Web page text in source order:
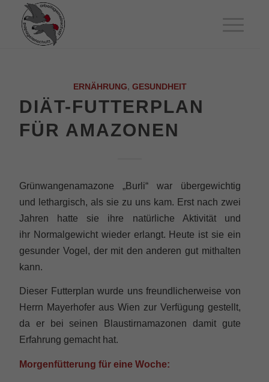
ERNÄHRUNG, GESUNDHEIT
DIÄT-FUTTERPLAN
FÜR AMAZONEN
Grünwangenamazone „Burli“ war übergewichtig
und lethargisch, als sie zu uns kam. Erst nach zwei
Jahren hatte sie ihre natürliche Aktivität und
ihr Normalgewicht wieder erlangt. Heute ist sie ein
gesunder Vogel, der mit den anderen gut mithalten
kann.
Dieser Futterplan wurde uns freundlicherweise von
Herrn Mayerhofer aus Wien zur Verfügung gestellt,
da er bei seinen Blaustirnamazonen damit gute
Erfahrung gemacht hat.
Morgenfütterung für eine Woche: